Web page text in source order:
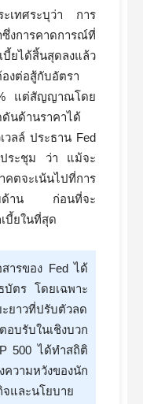
ะเทศระบุว่า การ
งการคาดการณ์ที่
ยได้สิ้นสุดลงแล้ว
งต่อสู้กับอัตรา
แต่สัญญาณโดย
ดันด้านราคาได้
วลล์ ประธาน Fed
ประชุม ว่า แม้จะ
คตจะเน้นไปที่การ
อบด้าน ก่อนที่จะ
บี้ยในที่สุด
สารของ Fed ได้
บัตร โดยเฉพาะ
ยาวที่ปรับตัวลด
บรับในเชิงบวก
500 ได้ทำสถิติ
วามหวังของนัก
และนโยบาย